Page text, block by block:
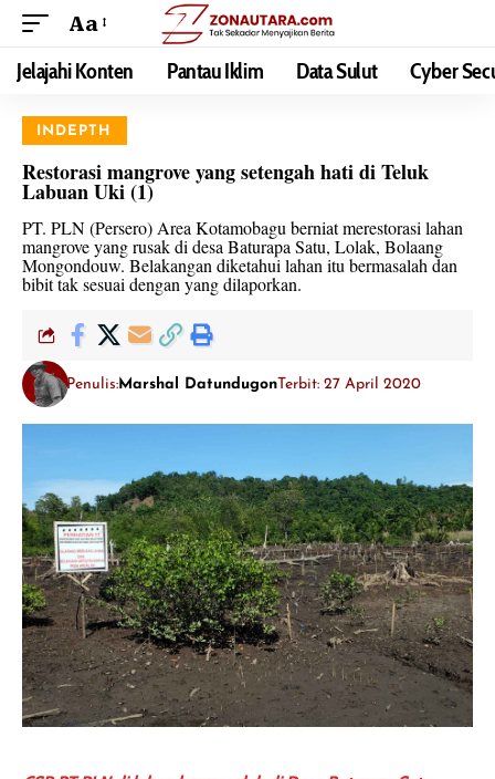
Aa
Jelajahi Konten Pantau Iklim Data Sulut Cyber
INDEPTH
Restorasi mangrove yang setengah hati di Teluk
Labuan Uki (1)
PT. PLN (Persero) Area Kotamobagu berniat merestorasi lahan
mangrove yang rusak di desa Baturapa Satu, Lolak, Bolaang
Mongondouw. Belakangan diketahui lahan itu bermasalah dan
bibit tak sesuai dengan yang dilaporkan.
Penulis:Marshal DatundugonTerbit: 27 April 2020